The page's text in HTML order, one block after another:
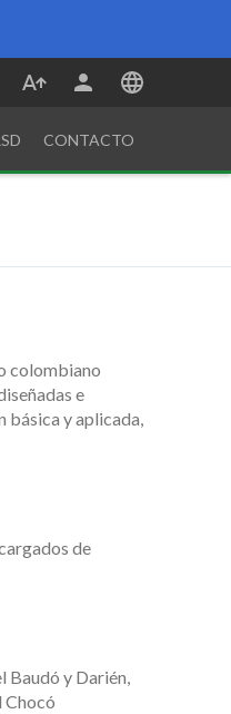
CONTACTO
colombiano
e
básica y aplicada,
de
Baudó y Darién,
Chocó